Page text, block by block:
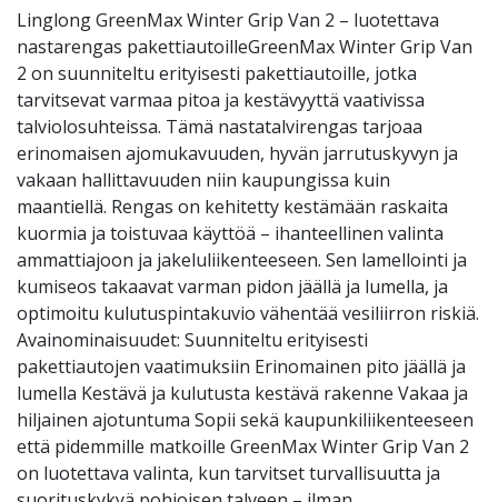
Linglong GreenMax Winter Grip Van 2 – luotettava
nastarengas pakettiautoilleGreenMax Winter Grip Van
2 on suunniteltu erityisesti pakettiautoille, jotka
tarvitsevat varmaa pitoa ja kestävyyttä vaativissa
talviolosuhteissa. Tämä nastatalvirengas tarjoaa
erinomaisen ajomukavuuden, hyvän jarrutuskyvyn ja
vakaan hallittavuuden niin kaupungissa kuin
maantiellä. Rengas on kehitetty kestämään raskaita
kuormia ja toistuvaa käyttöä – ihanteellinen valinta
ammattiajoon ja jakeluliikenteeseen. Sen lamellointi ja
kumiseos takaavat varman pidon jäällä ja lumella, ja
optimoitu kulutuspintakuvio vähentää vesiliirron riskiä.
Avainominaisuudet: Suunniteltu erityisesti
pakettiautojen vaatimuksiin Erinomainen pito jäällä ja
lumella Kestävä ja kulutusta kestävä rakenne Vakaa ja
hiljainen ajotuntuma Sopii sekä kaupunkiliikenteeseen
että pidemmille matkoille GreenMax Winter Grip Van 2
on luotettava valinta, kun tarvitset turvallisuutta ja